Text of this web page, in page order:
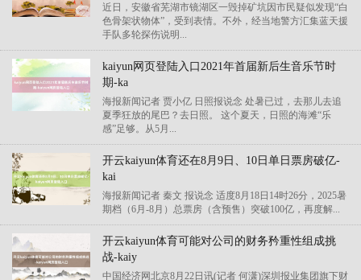
近日，安徽省芜湖市镜湖区一毁掉矿坑因市民疑似发现“白
色骨架状物体”，受到表情。不外，经当地警方汇集蓝天援
手队多轮探伤说明...
kaiyun网页登陆入口2021年首届新后生音乐节时
期-ka
海报新闻记者 贾小亿 日照报说念 处暑已过，去那儿去追
夏季狂放的尾巴？去日照。 这个夏天，日照的海滩“乐
感”足够。从5月...
开云kaiyun体育还在8月9日、10日单日票房破亿-
kai
海报新闻记者 秦文 报说念 适度8月18日14时26分，2025暑
期档（6月-8月）总票房（含预售）突破100亿，再度解...
开云kaiyun体育可能对公司的财务矜重性组成挑
战-kaiy
中国经济网北京8月22日讯(记者 何潇)深圳报业集团旗下财